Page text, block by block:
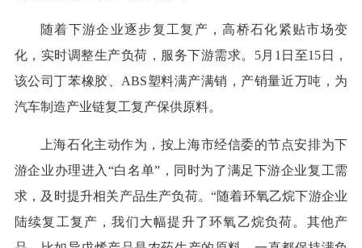
随着下游企业逐步复工复产，高桥石化紧贴市场变
化，实时调整生产负荷，服务下游需求。5月1日至15日，
该公司丁苯橡胶、ABS塑料满产满销，产销量近万吨，为
汽车制造产业链复工复产保供原料。
上海石化主动作为，按上海市经信委的节点安排为下
游企业办理进入“白名单”，同时为了满足下游企业复工需
求，及时提升相关产品生产负荷。“随着环氧乙烷下游企业
陆续复工复产，我们大幅提升了环氧乙烷负荷。其他产